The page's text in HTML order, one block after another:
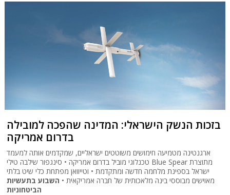
בזכות הנשק הישראלי: המדינה שהפכה למובילה
בדרום אמריקה
ארגנטינה מטמיעה חימושים משוטטים ישראליים, שמקדמים אותה למעמד
טכנלוגי מוביל בדרום אמריקה • סינגפור שילבה טילי Blue Spear מתוצרת
ישראל בספינת מלחמה חדשה ומתקדמת • וטייוואן מפתחת כלי שיט בלתי
מאוישים מבוססי בינה מלאכותית של חברה אמריקאית • השבוע בתעשיות
הביטחוניות